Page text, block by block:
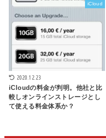
iCloud
2020.12.23
iCloudの料金が判明。他社と比
較しオンラインストレージとし
て使える料金体系か？